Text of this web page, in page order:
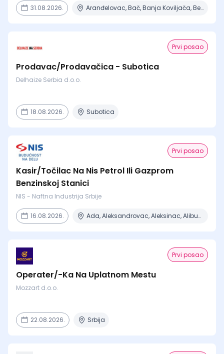
31.08.2026. Aranđelovac, Bač, Banja Koviljača, Beograd, Boljevac + 16 mesta
Prvi posao
Prodavac/Prodavačica - Subotica
Delhaize Serbia d.o.o.
18.08.2026. Subotica
Prvi posao
Kasir/Točilac Na Nis Petrol Ili Gazprom
Benzinskoj Stanici
NIS - Naftna Industrija Srbije
16.08.2026. Ada, Aleksandrovac, Aleksinac, Alibunar, Apatin + 206 mesta
Prvi posao
Operater/-Ka Na Uplatnom Mestu
Mozzart d.o.o.
22.08.2026. Srbija